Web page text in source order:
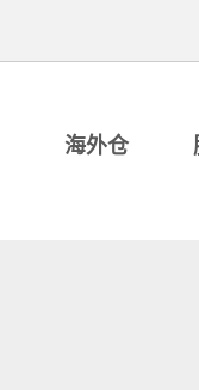
海外仓